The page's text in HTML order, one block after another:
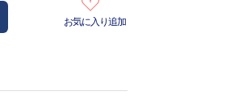
お気に入り追加